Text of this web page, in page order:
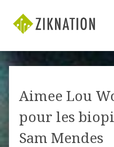
Aimee Lou
pour les
Sam Mendes